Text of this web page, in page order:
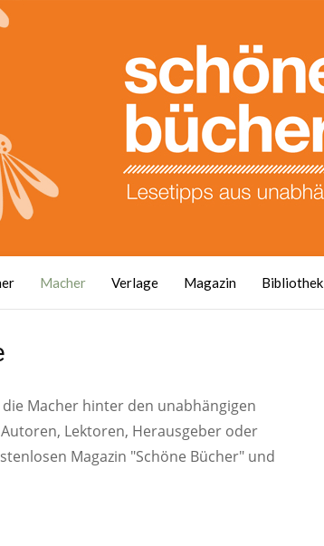
Macher Verlage Magazin Bibliothek
Macher hinter den unabhängigen
Lektoren, Herausgeber oder
Magazin "Schöne Bücher" und